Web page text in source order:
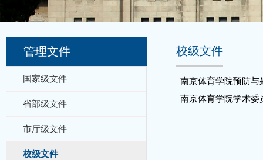
管理文件
国家级文件
省部级文件
市厅级文件
校级文件
校级文件
南京体育学院预防与
南京体育学院学术委